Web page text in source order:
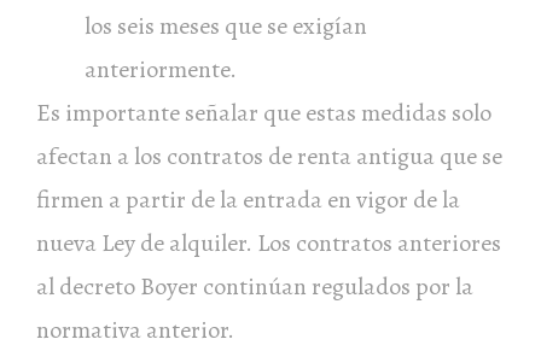
los seis meses que se exigían
anteriormente.
Es importante señalar que estas medidas solo
afectan a los contratos de renta antigua que se
firmen a partir de la entrada en vigor de la
nueva Ley de alquiler. Los contratos anteriores
al decreto Boyer continúan regulados por la
normativa anterior.